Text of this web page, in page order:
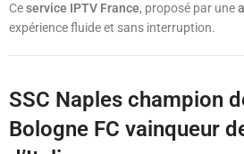
Ceservice IPTV France, proposé par une
expérience fluide et sans interruption.
SSC Naples champion
Bologne FC vainqueur